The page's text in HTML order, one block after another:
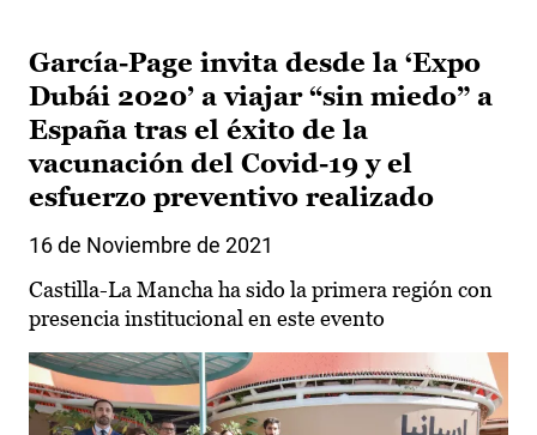
García-Page invita desde la ‘Expo
Dubái 2020’ a viajar “sin miedo” a
España tras el éxito de la
vacunación del Covid-19 y el
esfuerzo preventivo realizado
16 de Noviembre de 2021
Castilla-La Mancha ha sido la primera región con
presencia institucional en este evento